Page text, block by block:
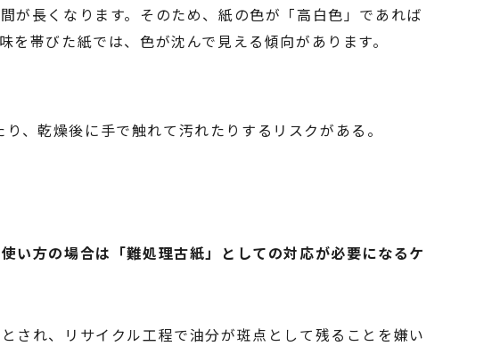
が長くなります。そのため、紙の色が「高白色」であれば
帯びた紙では、色が沈んで見える傾向があります。
、乾燥後に手で触れて汚れたりするリスクがある。
い方の場合は「難処理古紙」としての対応が必要になるケ
され、リサイクル工程で油分が斑点として残ることを嫌い